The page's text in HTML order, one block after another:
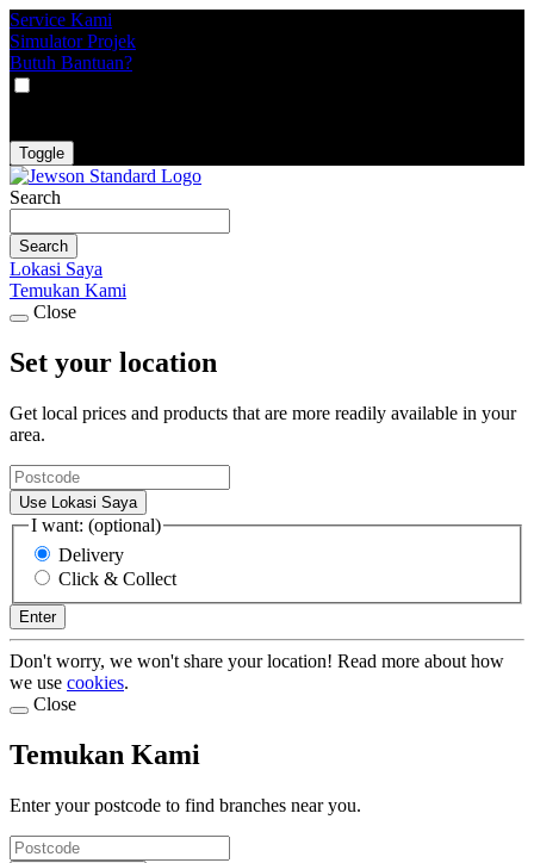
Service Kami
Simulator Projek
Butuh Bantuan?
Toggle
Search
Search
Lokasi Saya
Temukan Kami
Close
Set your location
Get local prices and products that are more readily available in your
area.
Use Lokasi Saya
I want: (optional)
Delivery
Click & Collect
Enter
Don't worry, we won't share your location! Read more about how
we use cookies.
Close
Temukan Kami
Enter your postcode to find branches near you.